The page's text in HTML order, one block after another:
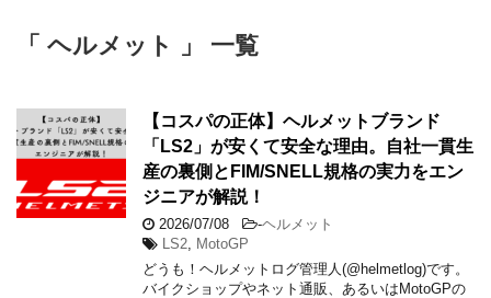
「 ヘルメット 」 一覧
【コスパの正体】ヘルメットブランド
「LS2」が安くて安全な理由。自社一貫生
産の裏側とFIM/SNELL規格の実力をエン
ジニアが解説！
2026/07/08 -ヘルメット
LS2
MotoGP
どうも！ヘルメットログ管理人(@helmetlog)です。
バイクショップやネット通販、あるいはMotoGPの